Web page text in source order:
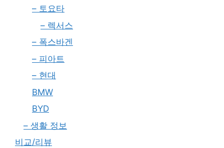
– 토요타
– 렉서스
– 폭스바겐
– 피아트
– 현대
BMW
BYD
– 생활 정보
비교/리뷰